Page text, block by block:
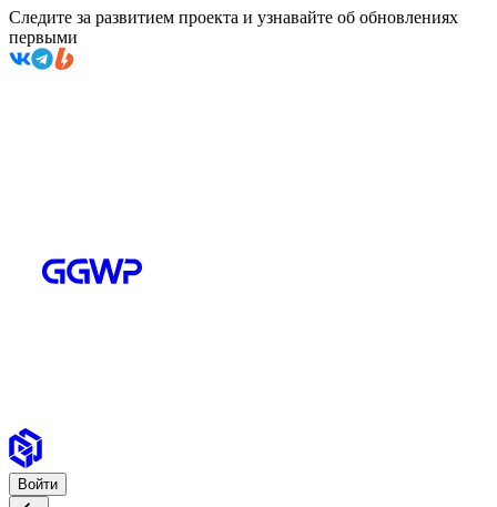
Следите за развитием проекта и узнавайте об обновлениях
первыми
Войти